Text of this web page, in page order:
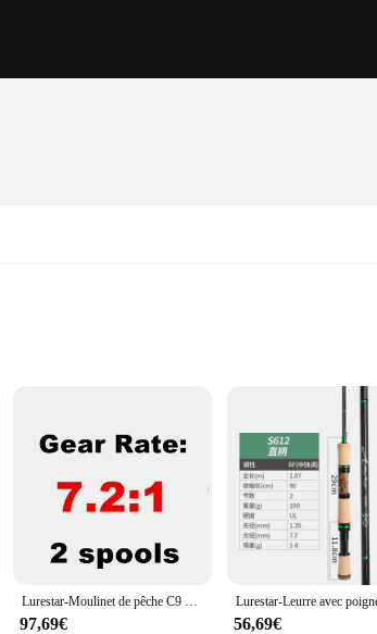
Crafted from high-quality ABS plastic, these
trout, or salmon, the lurestar lures are designed to
and saltwater fishing. The lurestar Leurres de
are adaptable to various fishing scenarios, ensuring
Lurestar-Moulinet de pêche C9 Baitcasting ultraléger, double bobine, corps en fibre de carbone, 11 + 1bb, ancien guide spécial, 154g
97,69€ 56,69€